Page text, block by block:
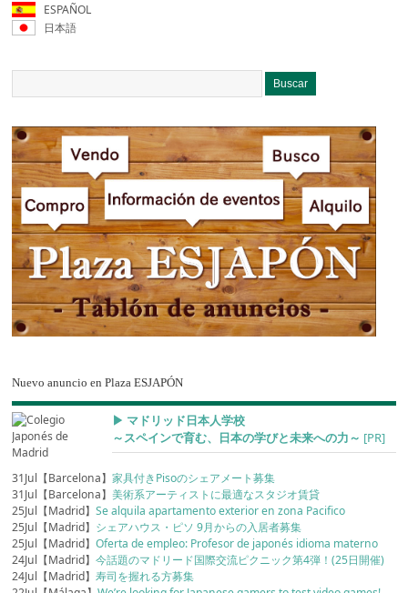
ESPAÑOL
日本語
Nuevo anuncio en Plaza ESJAPÓN
▶︎ マドリッド日本人学校
～スペインで育む、日本の学びと未来への力～ [PR]
31Jul【Barcelona】家具付きPisoのシェアメート募集
31Jul【Barcelona】美術系アーティストに最適なスタジオ賃貸
25Jul【Madrid】Se alquila apartamento exterior en zona Pacifico
25Jul【Madrid】 シェアハウス・ピソ 9月からの入居者募集
25Jul【Madrid】Oferta de empleo: Profesor de japonés idioma materno
24Jul【Madrid】今話題のマドリード国際交流ピクニック第4弾！(25日開催)
24Jul【Madrid】寿司を握れる方募集